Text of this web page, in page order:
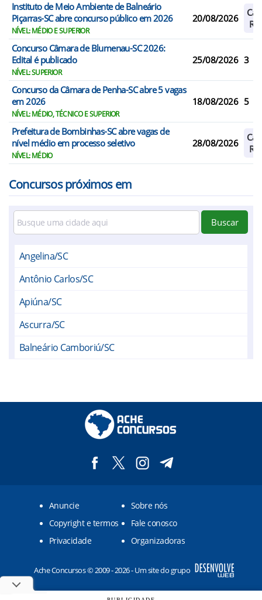
Instituto de Meio Ambiente de Balneário
Piçarras-SC abre concurso público em 2026
NÍVEL: MÉDIO E SUPERIOR
20/08/2026
Concurso Câmara de Blumenau-SC 2026:
Edital é publicado
NÍVEL: SUPERIOR
25/08/2026 3
Concurso da Câmara de Penha-SC abre 5 vagas
em 2026
NÍVEL: MÉDIO, TÉCNICO E SUPERIOR
18/08/2026 5
Prefeitura de Bombinhas-SC abre vagas de
nível médio em processo seletivo
NÍVEL: MÉDIO
28/08/2026
Concursos próximos em
Buscar
Angelina/SC
Antônio Carlos/SC
Apiúna/SC
Ascurra/SC
Balneário Camboriú/SC
Brusque/SC
Camboriú/SC
Gaspar/SC
Anuncie
Sobre nós
Copyright e termos
Fale conosco
Privacidade
Organizadoras
Ache Concursos © 2009 - 2026 - Um site do grupo